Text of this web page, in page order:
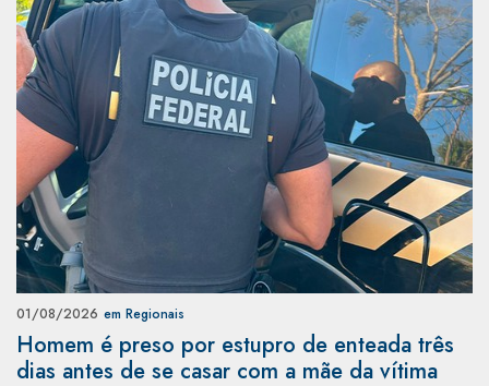
01/08/2026 em Regionais
Homem é preso por estupro de enteada três
dias antes de se casar com a mãe da vítima